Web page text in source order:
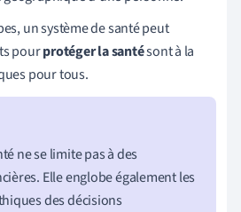
un système de santé peut
pourprotéger la santésont à la
pour tous.
ne se limite pas à des
Elle englobe également les
des décisions